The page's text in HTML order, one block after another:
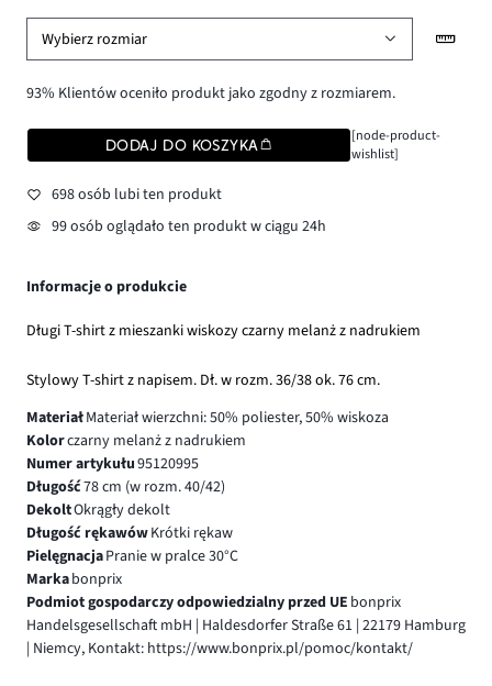
Wybierz rozmiar
93% Klientów oceniło produkt jako zgodny z rozmiarem.
DODAJ DO KOSZYKA
[node-product-
wishlist]
698 osób lubi ten produkt
99 osób oglądało ten produkt w ciągu 24h
Informacje o produkcie
Długi T-shirt z mieszanki wiskozy czarny melanż z nadrukiem
Stylowy T-shirt z napisem. Dł. w rozm. 36/38 ok. 76 cm.
MateriałMateriał wierzchni: 50% poliester, 50% wiskoza
Kolorczarny melanż z nadrukiem
Numer artykułu95120995
Długość78 cm (w rozm. 40/42)
DekoltOkrągły dekolt
Długość rękawówKrótki rękaw
PielęgnacjaPranie w pralce 30°C
Markabonprix
Podmiot gospodarczy odpowiedzialny przed UE bonprix
Handelsgesellschaft mbH | Haldesdorfer Straße 61 | 22179 Hamburg
| Niemcy, Kontakt: https://www.bonprix.pl/pomoc/kontakt/